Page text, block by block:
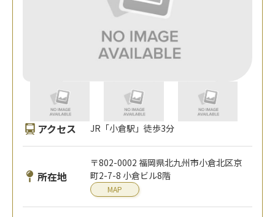
アクセス JR「小倉駅」徒歩3分
所在地
〒802-0002 福岡県北九州市小倉北区京
町2-7-8 小倉ビル8階
MAP